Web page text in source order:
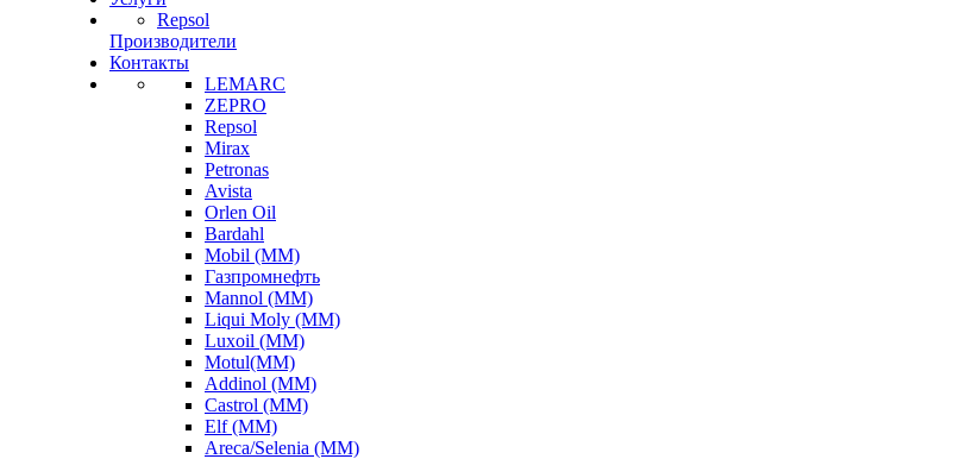
Repsol
Производители
Контакты
LEMARC
ZEPRO
Repsol
Mirax
Petronas
Avista
Orlen Oil
Bardahl
Mobil (ММ)
Газпромнефть
Mannol (ММ)
Liqui Moly (ММ)
Luxoil (ММ)
Motul(ММ)
Addinol (ММ)
Castrol (ММ)
Elf (ММ)
Areca/Selenia (ММ)